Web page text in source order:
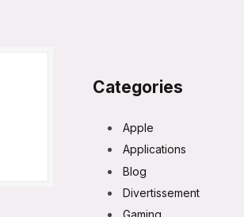
Categories
Apple
Applications
Blog
Divertissement
Gaming